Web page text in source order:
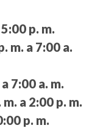
p. m.
m. a 7:00 a.
7:00 a. m.
m. a 2:00 p. m.
p. m.